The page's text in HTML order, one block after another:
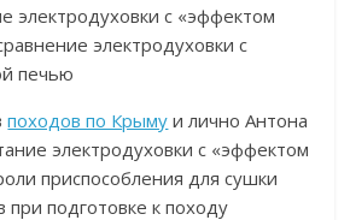
электродуховки с «эффектом
электродуховки с
печью
походов по Крыму и лично Антона
электродуховки с «эффектом
приспособления для сушки
подготовке к походу